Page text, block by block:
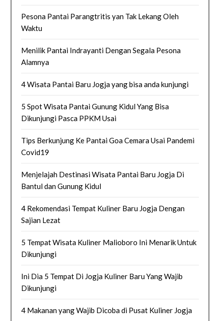
Pesona Pantai Parangtritis yan Tak Lekang Oleh
Waktu
Menilik Pantai Indrayanti Dengan Segala Pesona
Alamnya
4 Wisata Pantai Baru Jogja yang bisa anda kunjungi
5 Spot Wisata Pantai Gunung Kidul Yang Bisa
Dikunjungi Pasca PPKM Usai
Tips Berkunjung Ke Pantai Goa Cemara Usai Pandemi
Covid19
Menjelajah Destinasi Wisata Pantai Baru Jogja Di
Bantul dan Gunung Kidul
4 Rekomendasi Tempat Kuliner Baru Jogja Dengan
Sajian Lezat
5 Tempat Wisata Kuliner Malioboro Ini Menarik Untuk
Dikunjungi
Ini Dia 5 Tempat Di Jogja Kuliner Baru Yang Wajib
Dikunjungi
4 Makanan yang Wajib Dicoba di Pusat Kuliner Jogja